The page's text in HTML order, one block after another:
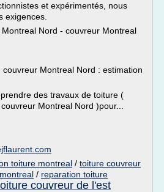
et expérimentés, nous
exigences.
Nord - couvreur Montreal
Montreal Nord : estimation
des travaux de toiture (
Montreal Nord )pour...
toiture montreal / toiture couvreur
/ reparation toiture
couvreur de l'est